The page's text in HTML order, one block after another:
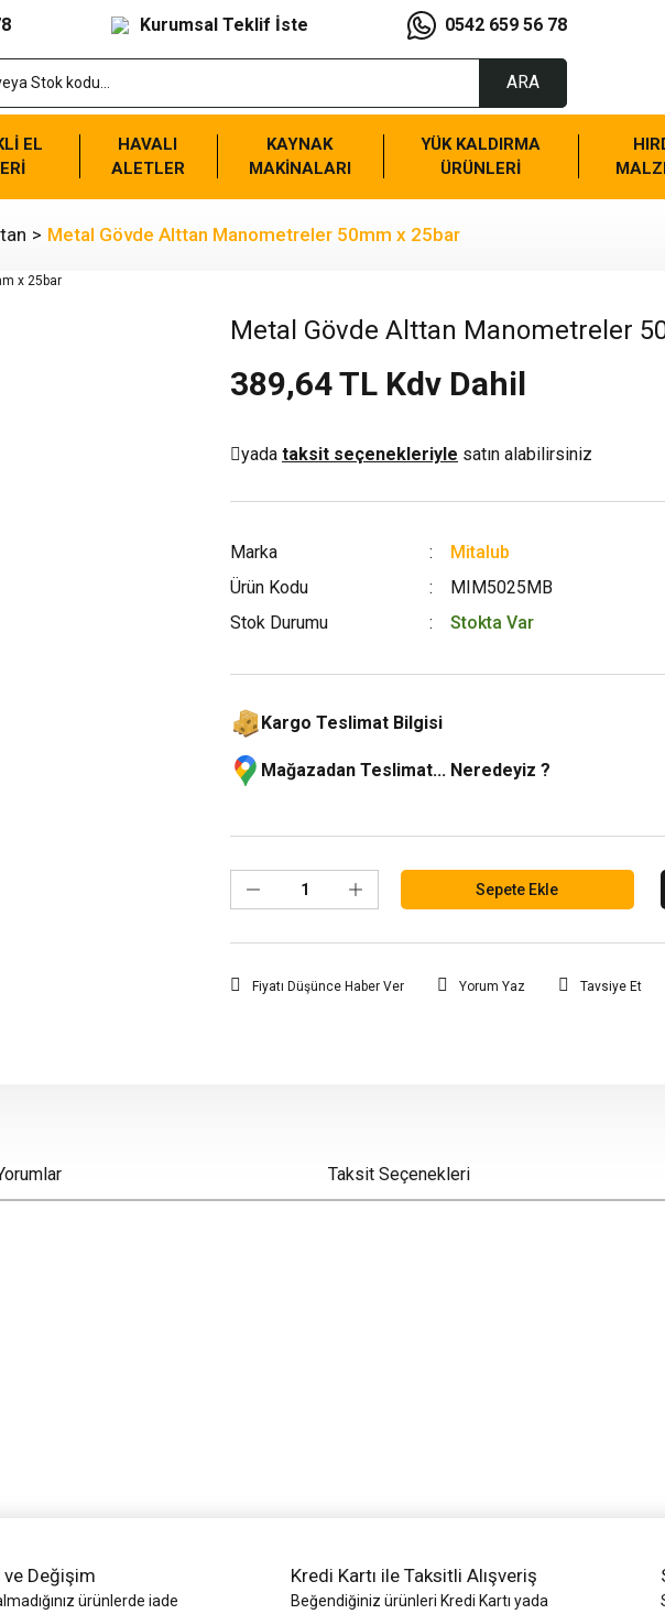
Kurumsal Teklif İste 0542 659 56 78
ARA
EL
HAVALI
ALETLER
KAYNAK
MAKİNALARI
YÜK KALDIRMA
ÜRÜNLERİ
Metal Gövde Alttan Manometreler 50mm x 25bar
Metal Gövde Alttan Manometreler
389,64 TL Kdv Dahil
yada taksit seçenekleriyle satın alabilirsiniz
Marka
Mitalub
Ürün Kodu
MIM5025MB
Stok Durumu
Stokta Var
Kargo Teslimat Bilgisi
Mağazadan Teslimat... Neredeyiz ?
Sepete Ekle
Fiyatı Düşünce Haber Ver Yorum Yaz Tavsiye Et
Taksit Seçenekleri
ve Değişim
ürünlerde iade
Kredi Kartı ile Taksitli Alışveriş
Beğendiğiniz ürünleri Kredi Kartı yada